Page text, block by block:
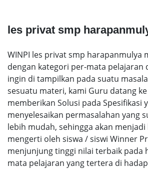
les privat smp
WINPI les privat smp harapanmulya
dengan kategori per-mata pelajaran
ingin di tampilkan pada suatu
sesuatu materi, kami Guru datang
memberikan Solusi pada Spesifikasi
menyelesaikan permasalahan yang
lebih mudah, sehingga akan
mengerti oleh siswa / siswi Winner
menjunjung tinggi nilai terbaik pada
mata pelajaran yang tertera di